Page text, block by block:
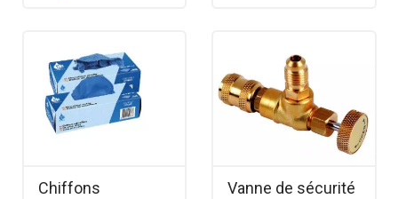
Chiffons
Vanne de sécurité